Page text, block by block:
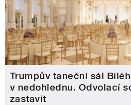
Trumpův taneční sál
v nedohlednu. Odvolací
zastavit